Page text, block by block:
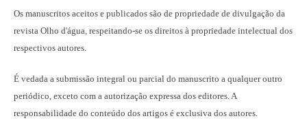
Os manuscritos aceitos e publicados são de propriedade de divulgação da
revista Olho d'água, respeitando-se os direitos à propriedade intelectual dos
respectivos autores.
É vedada a submissão integral ou parcial do manuscrito a qualquer outro
periódico, exceto com a autorização expressa dos editores. A
responsabilidade do conteúdo dos artigos é exclusiva dos autores.